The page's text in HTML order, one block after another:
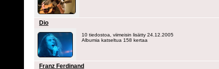
Dio
10 tiedostoa, viimeisin lisätty 24.12.2005
Albumia katseltua 158 kertaa
Franz Ferdinand